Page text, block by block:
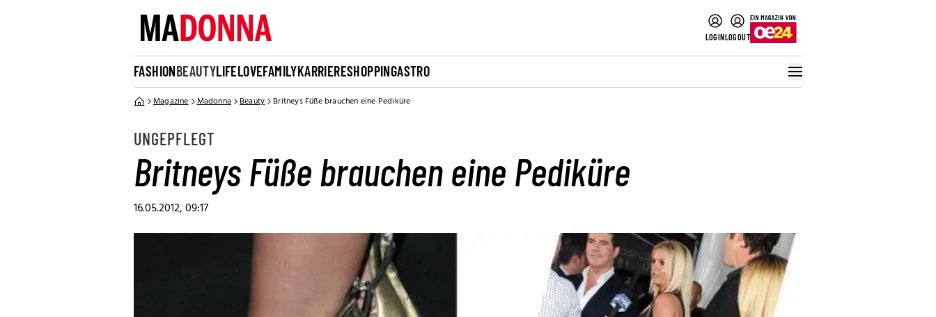
LOGINLOGOUT
FASHIONBEAUTYLIFELOVEFAMILYKARRIERESHOPPINGASTRO
Magazine Madonna Beauty Britneys Füße brauchen eine Pediküre
UNGEPFLEGT
Britneys Füße brauchen eine Pediküre
16.05.2012, 09:17